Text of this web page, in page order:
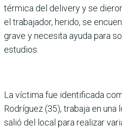
térmica del delivery y se
el trabajador, herido, se
grave y necesita ayuda para
estudios.
La víctima fue identificada
Rodríguez (35), trabaja en
salió del local para realizar